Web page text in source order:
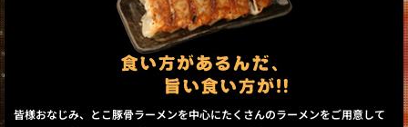
皆様おなじみ、とこ豚骨ラーメンを中心にたくさんのラーメンをご用意して